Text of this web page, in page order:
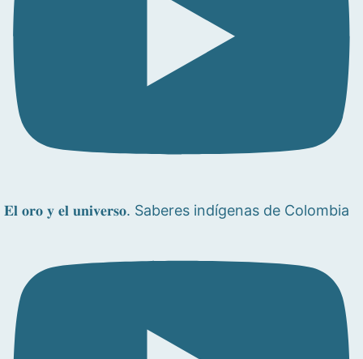
𝐄𝐥 𝐨𝐫𝐨 𝐲 𝐞𝐥 𝐮𝐧𝐢𝐯𝐞𝐫𝐬𝐨. Saberes indígenas de Colombia